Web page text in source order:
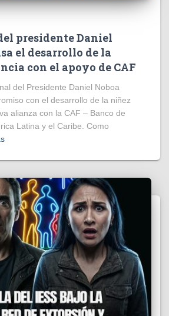
presidente Daniel
el desarrollo de la
con el apoyo de CAF
del Presidente Daniel Noboa
con el desarrollo de la niñez
alianza con la CAF – Banco de
Latina y el Caribe. Como